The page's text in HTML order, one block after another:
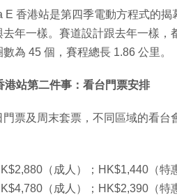
E 香港站是第四季電動方程式的
年一樣。賽道設計跟去年一樣
為 45 個，賽程總長 1.86 公里。
港站第二件事：看台門票安排
門票及周末套票，不同區域的看台
（成人）；HK$1,440（特
（成人）；HK$2,390（特